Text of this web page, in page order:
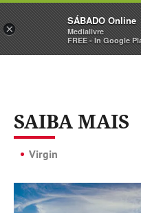
Sábado
SAIBA MAIS
Virgin
×
SÁBADO Online
Medialivre
FREE - In Google